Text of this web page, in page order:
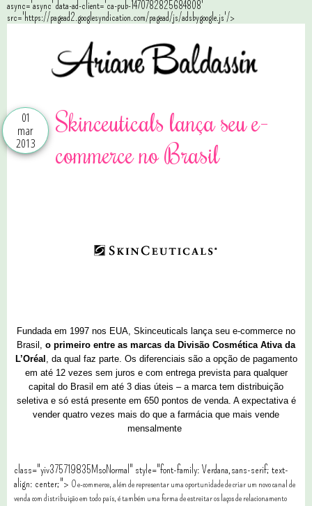
async='async' data-ad-client='ca-pub-1470782825684808'
src='https://pagead2.googlesyndication.com/pagead/js/adsbygoogle.js'/>
01
mar
2013
Skinceuticals lança seu e-
commerce no Brasil
Fundada em 1997 nos EUA, Skinceuticals lança seu e-commerce no
Brasil, o primeiro entre as marcas da Divisão Cosmética Ativa da
L’Oréal , da qual faz parte. Os diferenciais são a opção de pagamento
em até 12 vezes sem juros e com entrega prevista para qualquer
capital do Brasil em até 3 dias úteis – a marca tem distribuição
seletiva e só está presente em 650 pontos de venda. A expectativa é
vender quatro vezes mais do que a farmácia que mais vende
mensalmente
class="yiv375719835MsoNormal" style="font-family: Verdana,sans-serif; text-
align: center;"> O e-commerce, além de representar uma oportunidade de criar um novo canal de
venda com distribuição em todo país, é também uma forma de estreitar os laços de relacionamento